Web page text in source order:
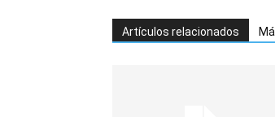
Artículos relacionados